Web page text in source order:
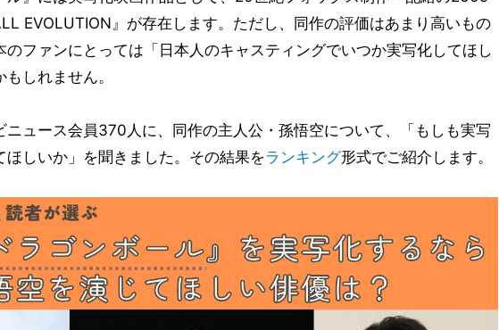
EVOLUTION』が存在します。ただし、同作の評価はあまり高いもの
のファンにとっては「日本人のキャスティングでいつか実写化してほし
しれません。
ニュース会員370人に、同作の主人公・孫悟空について、「もしも実写
ほしいか」を聞きました。その結果をランキング形式でご紹介します。